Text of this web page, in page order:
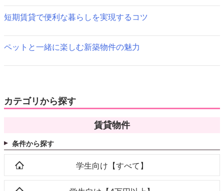
短期賃貸で便利な暮らしを実現するコツ
ペットと一緒に楽しむ新築物件の魅力
カテゴリから探す
賃貸物件
条件から探す
学生向け【すべて】